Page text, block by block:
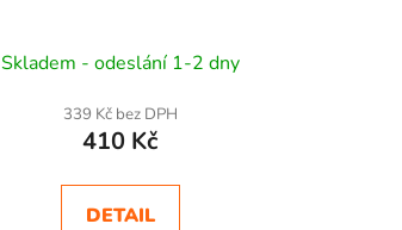
Skladem - odeslání 1-2 dny
339 Kč bez DPH
410 Kč
DETAIL